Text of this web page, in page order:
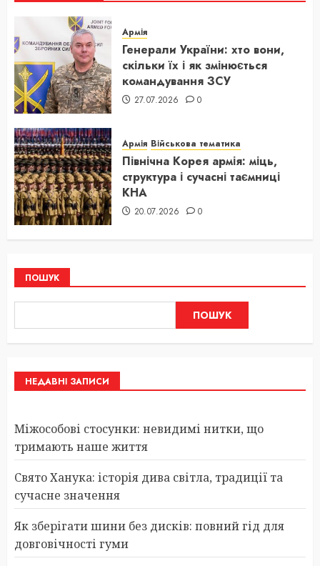
Армія
Генерали України: хто вони,
скільки їх і як змінюється
командування ЗСУ
27.07.2026 0
Армія Військова тематика
Північна Корея армія: міць,
структура і сучасні таємниці
КНА
20.07.2026 0
ПОШУК
ПОШУК
НЕДАВНІ ЗАПИСИ
Міжособові стосунки: невидимі нитки, що
тримають наше життя
Свято Ханука: історія дива світла, традиції та
сучасне значення
Як зберігати шини без дисків: повний гід для
довговічності гуми